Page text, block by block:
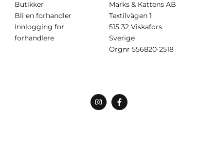
Butikker
Bli en forhandler
Innlogging for
forhandlere
Marks & Kattens AB
Textilvägen 1
515 32 Viskafors
Sverige
Orgnr 556820-2518